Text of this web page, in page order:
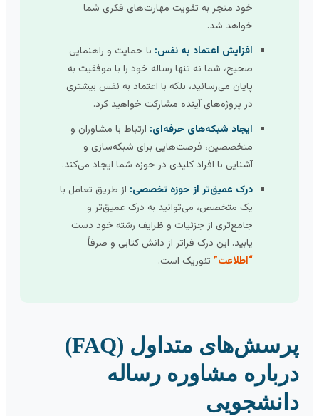
خود منجر به تقویت مهارت‌های فکری شما
خواهد شد.
افزایش اعتماد به نفس:با حمایت و راهنمایی
صحیح، شما نه تنها رساله خود را با موفقیت به
پایان می‌رسانید، بلکه با اعتماد به نفس بیشتری
در پروژه‌های آینده مشارکت خواهید کرد.
ایجاد شبکه‌های حرفه‌ای:ارتباط با مشاوران و
متخصصین، فرصت‌هایی برای شبکه‌سازی و
آشنایی با افراد کلیدی در حوزه شما ایجاد می‌کند.
درک عمیق‌تر از حوزه تخصصی:از طریق تعامل با
یک متخصص، می‌توانید به درک عمیق‌تر و
جامع‌تری از جزئیات و ظرایف رشته خود دست
یابید. این درک فراتر از دانش کتابی و صرفاً
“اطلاعت”تئوریک است.
پرسش‌های متداول (FAQ)
مشاوره رساله